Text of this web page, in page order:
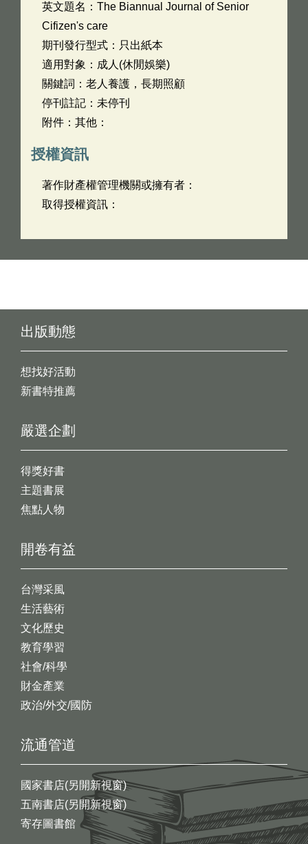
英文題名： The Biannual Journal of Senior
Cifizen's care
期刊發行型式：只出紙本
適用對象：成人(休閒娛樂)
關鍵詞：老人養護，長期照顧
停刊註記：未停刊
附件：其他：
授權資訊
著作財產權管理機關或擁有者：
取得授權資訊：
出版動態
想找好活動
新書特推薦
開卷有益
台灣采風
生活藝術
文化歷史
教育學習
社會/科學
財金產業
政治/外交/國防
嚴選企劃
得獎好書
主題書展
焦點人物
流通管道
國家書店(另開新視窗)
五南書店(另開新視窗)
寄存圖書館